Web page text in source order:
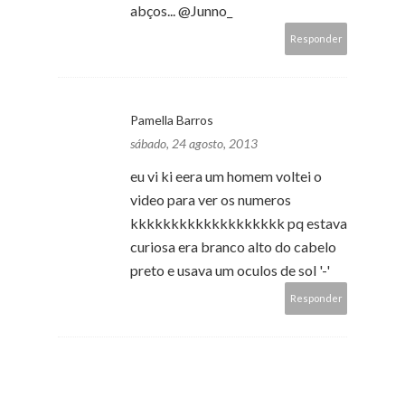
abços... @Junno_
Responder
Pamella Barros
sábado, 24 agosto, 2013
eu vi ki eera um homem voltei o
video para ver os numeros
kkkkkkkkkkkkkkkkkkk pq estava
curiosa era branco alto do cabelo
preto e usava um oculos de sol '-'
Responder